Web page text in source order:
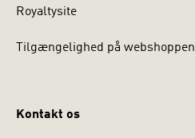
Royaltysite
Tilgængelighed på webshoppen
Kontakt os